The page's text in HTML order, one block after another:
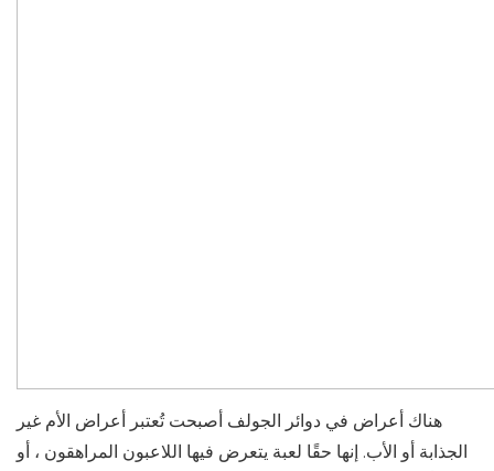
هناك أعراض في دوائر الجولف أصبحت تُعتبر أعراض الأم غير
الجذابة أو الأب. إنها حقًا لعبة يتعرض فيها اللاعبون المراهقون ، أو